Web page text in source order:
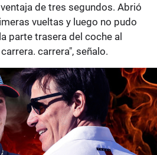
de tres segundos. Abrió
vueltas y luego no pudo
parte trasera del coche al
carrera", señalo.